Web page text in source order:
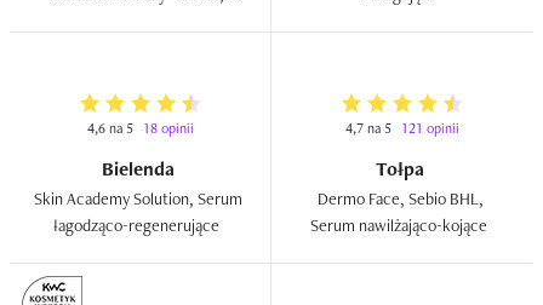
4,6 na 5 18 opinii
Bielenda
Skin Academy Solution, Serum
4,7 na 5 121 opinii
Tołpa
Dermo Face, Sebio BHL,